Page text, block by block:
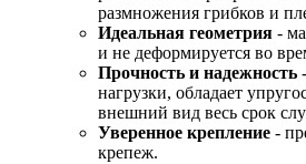
размножения грибков и
Идеальная геометрия -
и не деформируется во
Прочность и надежность
нагрузки, обладает
внешний вид весь срок
Уверенное крепление -
крепеж.